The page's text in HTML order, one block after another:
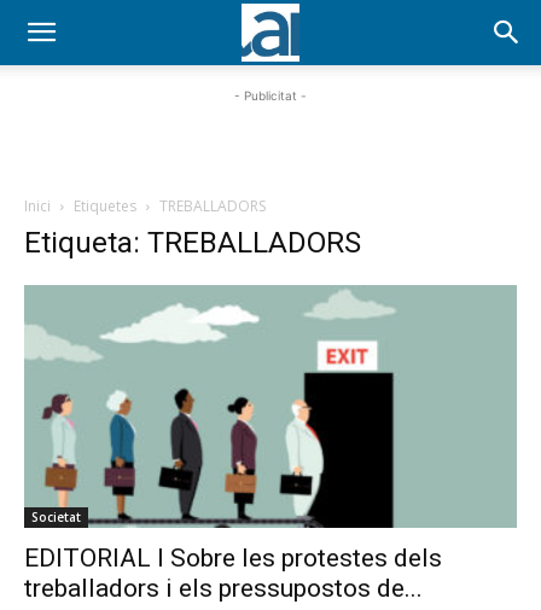
- Publicitat -
Inici Etiquetes TREBALLADORS
Etiqueta: TREBALLADORS
Societat
EDITORIAL I Sobre les protestes dels
treballadors i els pressupostos de...